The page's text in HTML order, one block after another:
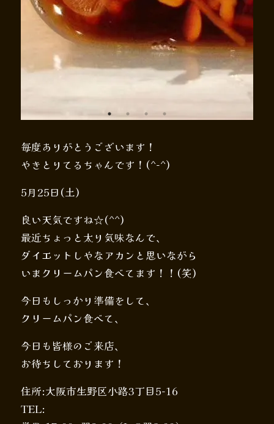
毎度ありがとうございます！
やきとりてるちゃんです！(^-^)
5月25日(土)
良い天気ですね☆(^^)
最近ちょっと太り気味なんで、
ダイエットしやなアカンと思いながら
いまクリームパン食べてます！！(笑)
今日もしっかり準備をして、
クリームパン食べて、
今日も皆様のご来店、
お待ちしております！️️
住所:大阪市生野区小路3丁目5-16
TEL: